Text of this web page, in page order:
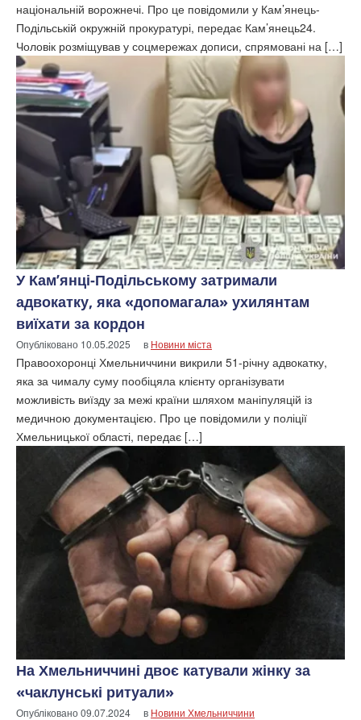
національній ворожнечі. Про це повідомили у Кам’янець-
Подільській окружній прокуратурі, передає Кам’янець24.
Чоловік розміщував у соцмережах дописи, спрямовані на […]
У Кам’янці-Подільському затримали
адвокатку, яка «допомагала» ухилянтам
виїхати за кордон
Опубліковано 10.05.2025 в Новини міста
Правоохоронці Хмельниччини викрили 51-річну адвокатку,
яка за чималу суму пообіцяла клієнту організувати
можливість виїзду за межі країни шляхом маніпуляцій із
медичною документацією. Про це повідомили у поліції
Хмельницької області, передає […]
На Хмельниччині двоє катували жінку за
«чаклунські ритуали»
Опубліковано09.07.2024 в Новини Хмельниччини